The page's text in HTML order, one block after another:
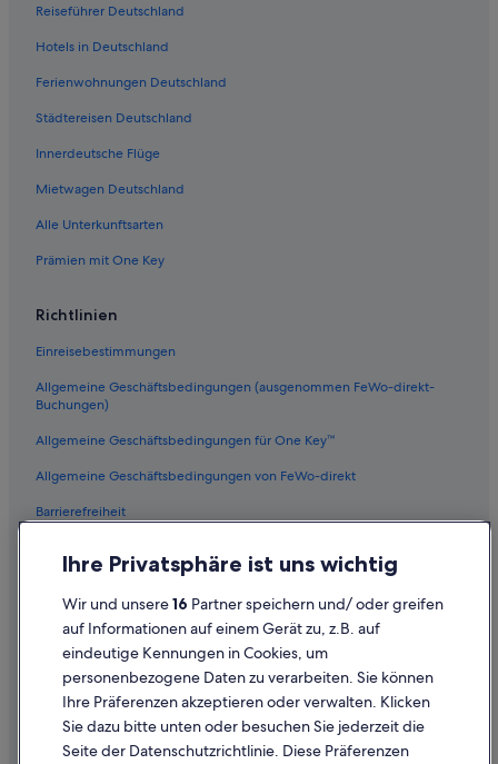
Mietwagen in Orlando
Mietwagen in London
Mietwagen in Paris
Mietwagen in Cancún
Mietwagen in Miami
Mietwagen in Los Angeles
Mietwagen in Rom
Mietwagen in Punta Cana
Mietwagen in Barcelona
Mietwagen in San Francisco
Mietwagen in San Diego County
Mietwagen in Oʻahu
Mietwagen in Chicago
Mietwagenanbieter in Niederlande
Budget-Mietwagen in Niederlande
Enterprise-Mietwagen in Niederlande
Hertz-Mietwagen in Niederlande
Thrifty Car Rental-Mietwagen in Niederlande
Avis-Mietwagen in Niederlande
Dollar Rent A Car-Mietwagen in Niederlande
National-Mietwagen in Niederlande
Reiseführer Deutschland
Hotels in Deutschland
Ferienwohnungen Deutschland
Städtereisen Deutschland
Innerdeutsche Flüge
Mietwagen Deutschland
Alle Unterkunftsarten
Prämien mit One Key
Richtlinien
Einreisebestimmungen
Allgemeine Geschäftsbedingungen (ausgenommen FeWo-direkt-
Buchungen)
Allgemeine Geschäftsbedingungen für One Key™
Allgemeine Geschäftsbedingungen von FeWo-direkt
Barrierefreiheit
Inhaltsrichtlinien und Melden von Inhalten
Hilfe
Hilfe
Ihre Privatsphäre ist uns wichtig
Wir und unsere16 Partner speichern und/ oder greifen
auf Informationen auf einem Gerät zu, z.B. auf
eindeutige Kennungen in Cookies, um
personenbezogene Daten zu verarbeiten. Sie können
Ihre Präferenzen akzeptieren oder verwalten. Klicken
Sie dazu bitte unten oder besuchen Sie jederzeit die
Seite der Datenschutzrichtlinie. Diese Präferenzen